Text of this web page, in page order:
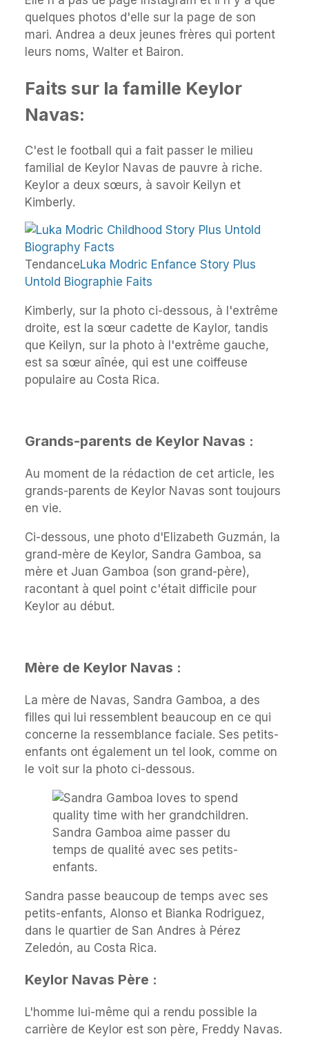
quelques photos d'elle sur la page de son
mari. Andrea a deux jeunes frères qui portent
leurs noms, Walter et Bairon.
Faits sur la famille Keylor
Navas:
C'est le football qui a fait passer le milieu
familial de Keylor Navas de pauvre à riche.
Keylor a deux sœurs, à savoir Keilyn et
Kimberly.
TendanceLuka Modric Enfance Story Plus
Untold Biographie Faits
Kimberly, sur la photo ci-dessous, à l'extrême
droite, est la sœur cadette de Kaylor, tandis
que Keilyn, sur la photo à l'extrême gauche,
est sa sœur aînée, qui est une coiffeuse
populaire au Costa Rica.
Grands-parents de Keylor Navas :
Au moment de la rédaction de cet article, les
grands-parents de Keylor Navas sont toujours
en vie.
Ci-dessous, une photo d'Elizabeth Guzmán, la
grand-mère de Keylor, Sandra Gamboa, sa
mère et Juan Gamboa (son grand-père),
racontant à quel point c'était difficile pour
Keylor au début.
Mère de Keylor Navas :
La mère de Navas, Sandra Gamboa, a des
filles qui lui ressemblent beaucoup en ce qui
concerne la ressemblance faciale. Ses petits-
enfants ont également un tel look, comme on
le voit sur la photo ci-dessous.
Sandra Gamboa aime passer du
temps de qualité avec ses petits-
enfants.
Sandra passe beaucoup de temps avec ses
petits-enfants, Alonso et Bianka Rodriguez,
dans le quartier de San Andres à Pérez
Zeledón, au Costa Rica.
Keylor Navas Père :
L'homme lui-même qui a rendu possible la
carrière de Keylor est son père, Freddy Navas.